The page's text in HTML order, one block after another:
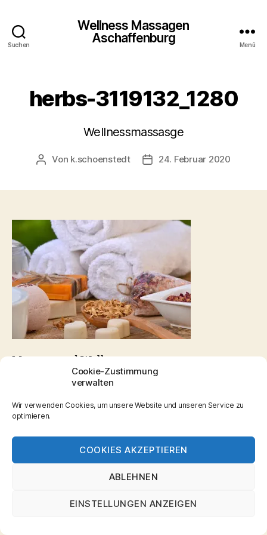
Cookie-Zustimmung
verwalten
Wir verwenden Cookies, um unsere Website und unseren Service zu
optimieren.
COOKIES AKZEPTIEREN
ABLEHNEN
EINSTELLUNGEN ANZEIGEN
Suchen
Wellness Massagen
Aschaffenburg
Menü
herbs-3119132_1280
Wellnessmassasge
Beitragsautor
Von k.schoenstedt Beitragsdatum
24. Februar 2020
Massage und Wellness
© 2026Wellness Massagen
Aschaffenburg
Datenschutzerklärung